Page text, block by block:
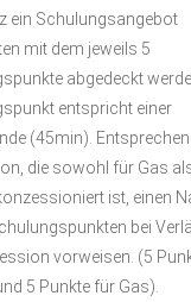
ein Schulungsangebot
mit dem jeweils 5
abgedeckt
entspricht einer
(45min).
die sowohl für Gas
ist, einen
bei
vorweisen. (5
5 Punkte für Gas).